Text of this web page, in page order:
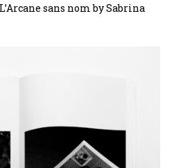
sans nom by Sabrina